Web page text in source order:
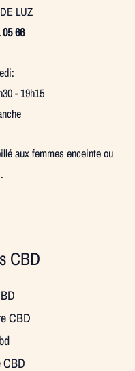
LUZ
66
- 19h15
aux femmes enceinte ou
CBD
CBD
CBD